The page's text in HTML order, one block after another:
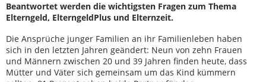
Beantwortet werden die wichtigsten Fragen zum Thema
Elterngeld, ElterngeldPlus und Elternzeit.
Die Ansprüche junger Familien an ihr Familienleben haben
sich in den letzten Jahren geändert: Neun von zehn Frauen
und Männern zwischen 20 und 39 Jahren finden heute, dass
Mütter und Väter sich gemeinsam um das Kind kümmern